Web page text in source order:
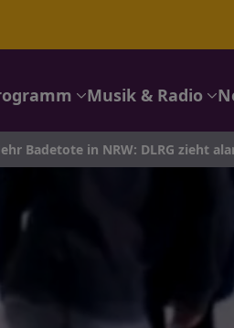
Musik & Radio
Badetote in NRW: DLRG zieht